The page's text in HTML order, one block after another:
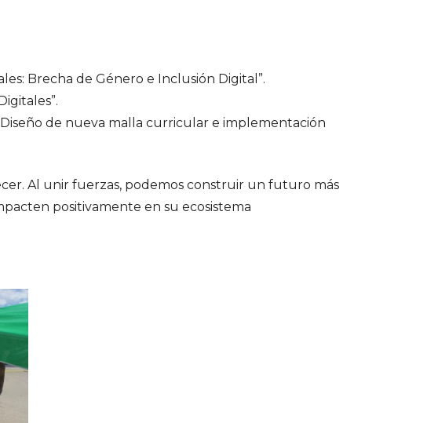
Brecha de Género e Inclusión Digital”.
de nueva malla curricular e implementación
Al unir fuerzas, podemos construir un futuro más
positivamente en su ecosistema